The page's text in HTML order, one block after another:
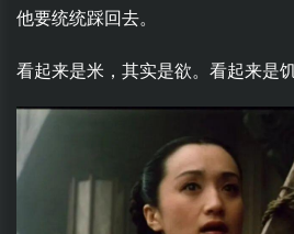
他要统统踩回去。
看起来是米，其实是欲。看起来是